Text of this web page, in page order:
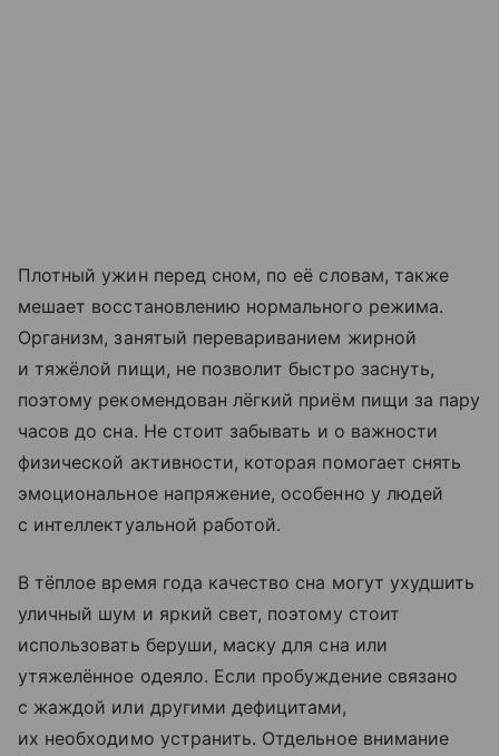
Плотный ужин перед сном, по её словам, также
мешает восстановлению нормального режима.
Организм, занятый перевариванием жирной
и тяжёлой пищи, не позволит быстро заснуть,
поэтому рекомендован лёгкий приём пищи за пару
часов до сна. Не стоит забывать и о важности
физической активности, которая помогает снять
эмоциональное напряжение, особенно у людей
с интеллектуальной работой.
В тёплое время года качество сна могут ухудшить
уличный шум и яркий свет, поэтому стоит
использовать беруши, маску для сна или
утяжелённое одеяло. Если пробуждение связано
с жаждой или другими дефицитами,
их необходимо устранить. Отдельное внимание